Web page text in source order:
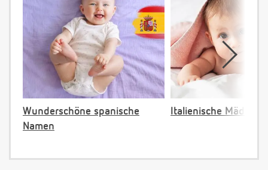
Wunderschöne spanische
Namen
Italienische